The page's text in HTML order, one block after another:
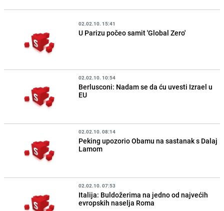
02.02.10. 15:41
U Parizu počeo samit 'Global Zero'
02.02.10. 10:54
Berlusconi: Nadam se da ću uvesti Izrael u
EU
02.02.10. 08:14
Peking upozorio Obamu na sastanak s Dalaj
Lamom
02.02.10. 07:53
Italija: Buldožerima na jedno od najvećih
evropskih naselja Roma